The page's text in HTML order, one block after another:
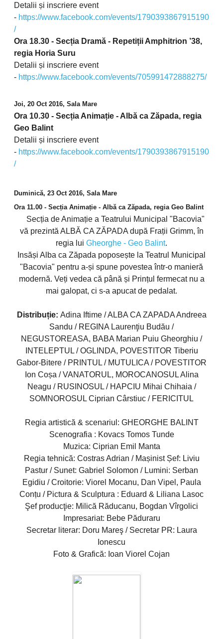
Detalii și inscriere event
- https://www.facebook.com/events/1790393867915190
/
Ora 18.30 - Secția Dramă - Repetiții Amphitrion ’38,
regia Horia Suru
Detalii și inscriere event
- https://www.facebook.com/events/705991472888275/
Joi, 20 Oct 2016, Sala Mare
Ora 10.30 - Secția Animație - Albă ca Zăpada, regia
Geo Balint
Detalii și inscriere event
- https://www.facebook.com/events/1790393867915190
/
Duminică, 23 Oct 2016, Sala Mare
Ora 11.00 - Secția Animație - Albă ca Zăpada, regia Geo Balint
Secția de Animație a Teatrului Municipal "Bacovia"
vă prezintă ALBĂ CA ZĂPADA după Frații Grimm, în
regia lui Gheorghe - Geo Balint.
Insăși Alba ca Zăpada poposește la Teatrul Municipal
"Bacovia" pentru a-și spune povestea într-o manieră
modernă. Veți vedea că până și Prințul fermecat nu a
mai galopat, ci s-a apucat de pedalat.
Distribuție: Adina Iftime / ALBA CA ZAPADA Andreea
Sandu / REGINA Laurenţiu Budău /
NEGUSTOREASA, BABA Marian Puiu Gheorghiu /
INTELEPTUL / OGLINDA, POVESTITOR Tiberiu
Gabor-Bitere / PRINTUL / MUTULICA / POVESTITOR
Ion Coșa / VANATORUL, MOROCANOSUL Alina
Neagu / RUSINOSUL / HAPCIU Mihai Chihaia /
SOMNOROSUL Ciprian Cârstiuc / FERICITUL
Regia artistică & scenariul: GHEORGHE BALINT
Scenografia : Kovacs Tomos Tunde
Muzica: Ciprian Emil Manta
Regia tehnică: Costras Adrian / Mașinist Șef: Liviu
Pastur / Sunet: Gabriel Solomon / Lumini: Serban
Egidiu / Croitorie: Viorel Mocanu, Dan Vipel, Paula
Conțu / Pictura & Sculptura : Eduard & Liliana Lasoc
Şef producţie: Milică Răducanu, Bogdan Vîrgolici
Impresariat: Bebe Păduraru
Secretar literar: Doru Mareş / Secretar PR: Laura
Ionescu
Foto & Grafică: Ioan Viorel Cojan